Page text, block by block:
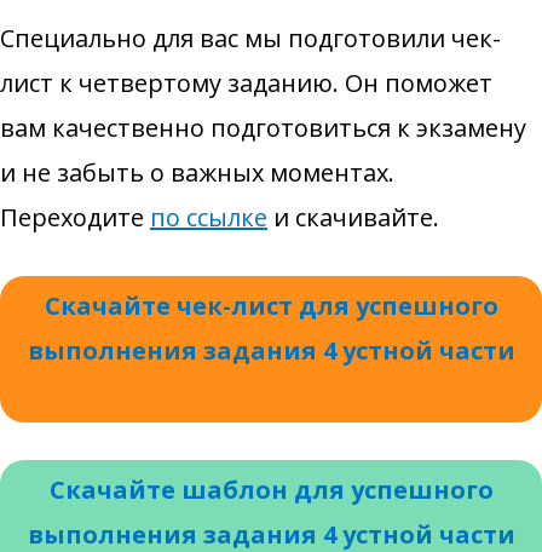
Специально для вас мы подготовили чек-
лист к четвертому заданию. Он поможет
вам качественно подготовиться к экзамену
и не забыть о важных моментах.
Переходите по ссылке и скачивайте.
Скачайте чек-лист для успешного
выполнения задания 4 устной части
Скачайте шаблон для успешного
выполнения задания 4 устной части